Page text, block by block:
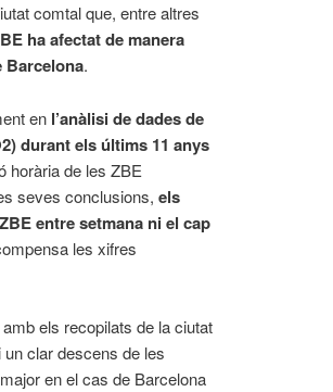
comtal que, entre altres
ha afectat de manera
Barcelona.
en l’anàlisi de dades de
durant els últims 11 anys
horària de les ZBE
seves conclusions, els
entre setmana ni el cap
les xifres
els recopilats de la ciutat
clar descens de les
en el cas de Barcelona